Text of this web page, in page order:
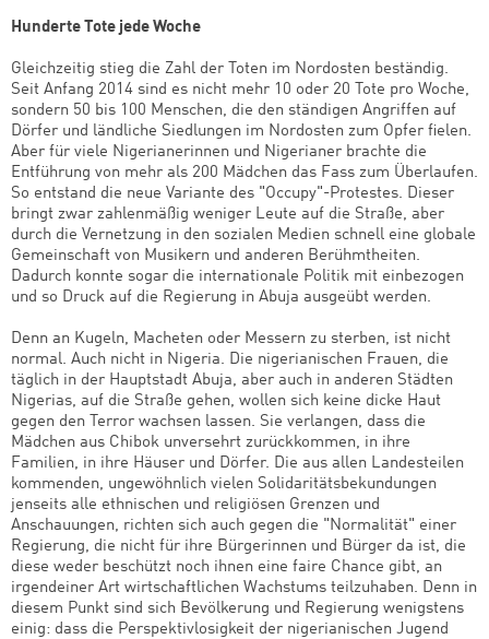
Hunderte Tote jede Woche
Gleichzeitig stieg die Zahl der Toten im Nordosten beständig.
Seit Anfang 2014 sind es nicht mehr 10 oder 20 Tote pro Woche,
sondern 50 bis 100 Menschen, die den ständigen Angriffen auf
Dörfer und ländliche Siedlungen im Nordosten zum Opfer fielen.
Aber für viele Nigerianerinnen und Nigerianer brachte die
Entführung von mehr als 200 Mädchen das Fass zum Überlaufen.
So entstand die neue Variante des "Occupy"-Protestes. Dieser
bringt zwar zahlenmäßig weniger Leute auf die Straße, aber
durch die Vernetzung in den sozialen Medien schnell eine globale
Gemeinschaft von Musikern und anderen Berühmtheiten.
Dadurch konnte sogar die internationale Politik mit einbezogen
und so Druck auf die Regierung in Abuja ausgeübt werden.
Denn an Kugeln, Macheten oder Messern zu sterben, ist nicht
normal. Auch nicht in Nigeria. Die nigerianischen Frauen, die
täglich in der Hauptstadt Abuja, aber auch in anderen Städten
Nigerias, auf die Straße gehen, wollen sich keine dicke Haut
gegen den Terror wachsen lassen. Sie verlangen, dass die
Mädchen aus Chibok unversehrt zurückkommen, in ihre
Familien, in ihre Häuser und Dörfer. Die aus allen Landesteilen
kommenden, ungewöhnlich vielen Solidaritätsbekundungen
jenseits alle ethnischen und religiösen Grenzen und
Anschauungen, richten sich auch gegen die "Normalität" einer
Regierung, die nicht für ihre Bürgerinnen und Bürger da ist, die
diese weder beschützt noch ihnen eine faire Chance gibt, an
irgendeiner Art wirtschaftlichen Wachstums teilzuhaben. Denn in
diesem Punkt sind sich Bevölkerung und Regierung wenigstens
einig: dass die Perspektivlosigkeit der nigerianischen Jugend